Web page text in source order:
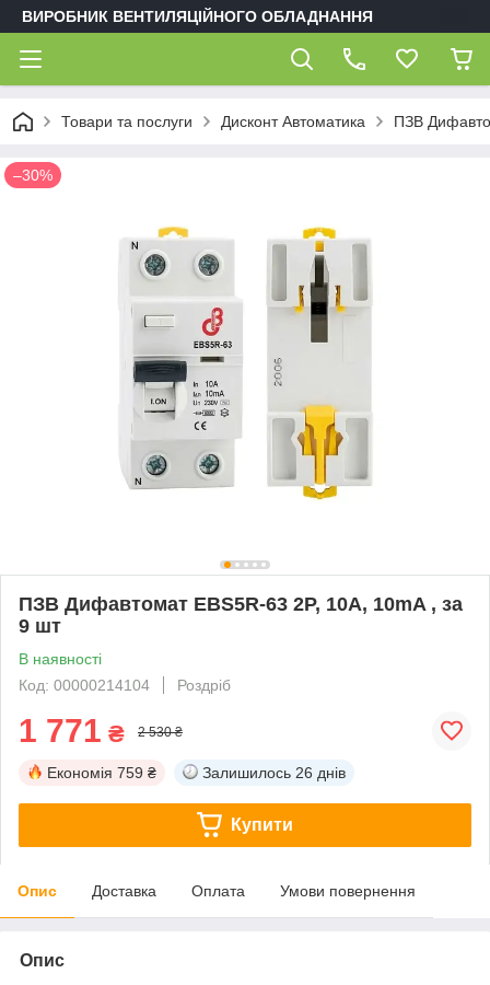
ВИРОБНИК ВЕНТИЛЯЦІЙНОГО ОБЛАДНАННЯ
Товари та послуги Дисконт Автоматика ПЗВ
–30%
ПЗВ Дифавтомат EBS5R-63 2P, 10A, 10mA , за
9 шт
В наявності
Код: 00000214104
Роздріб
1 771 ₴ 2 530 ₴
Економія 759 ₴ Залишилось 26 днів
Купити
Опис Доставка Оплата Умови повернення
Опис